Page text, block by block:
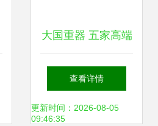
大国重器 五家高端
制造企业推荐与日
用电器维修小贴士
查看详情
更新时间：2026-08-05
09:46:35